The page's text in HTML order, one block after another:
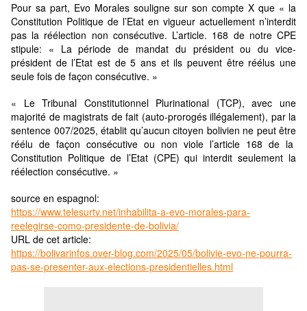
Pour sa part, Evo Morales souligne sur son compte X que « la
Constitution Politique de l’Etat en vigueur actuellement n’interdit
pas la réélection non consécutive. L’article. 168 de notre CPE
stipule: « La période de mandat du président ou du vice-
président de l’Etat est de 5 ans et ils peuvent être réélus une
seule fois de façon consécutive. »
« Le Tribunal Constitutionnel Plurinational (TCP), avec une
majorité de magistrats de fait (auto-prorogés illégalement), par la
sentence 007/2025, établit qu’aucun citoyen bolivien ne peut être
réélu de façon consécutive ou non viole l’article 168 de la
Constitution Politique de l’Etat (CPE) qui interdit seulement la
réélection consécutive. »
source en espagnol:
https://www.telesurtv.net/inhabilita-a-evo-morales-para-
reelegirse-como-presidente-de-bolivia/
URL de cet article:
https://bolivarinfos.over-blog.com/2025/05/bolivie-evo-ne-pourra-
pas-se-presenter-aux-elections-presidentielles.html